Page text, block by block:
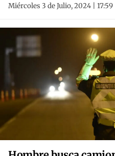
Miércoles 3 de Julio, 2024 | 17:59